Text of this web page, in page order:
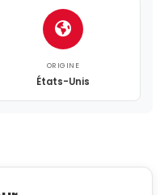
ORIGINE
États-Unis